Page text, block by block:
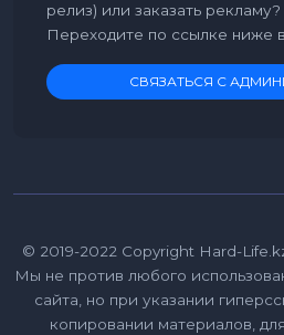
релиз) или заказать рекламу?
Переходите по ссылке ниже
СВЯЗАТЬСЯ С
© 2019-2022 Copyright Hard-
Мы не против любого
сайта, но при указании
копировании материалов,